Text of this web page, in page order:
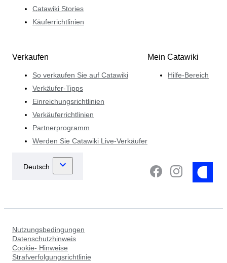
Catawiki Stories
Käuferrichtlinien
Verkaufen
So verkaufen Sie auf Catawiki
Verkäufer-Tipps
Einreichungsrichtlinien
Verkäuferrichtlinien
Partnerprogramm
Werden Sie Catawiki Live-Verkäufer
Mein Catawiki
Hilfe-Bereich
Nutzungsbedingungen
Datenschutzhinweis
Cookie- Hinweise
Strafverfolgungsrichtlinie